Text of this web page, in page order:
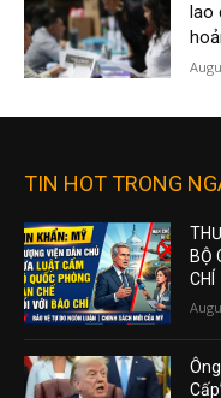
lao
TIN HOT TRONG
BỘ
CHÍ